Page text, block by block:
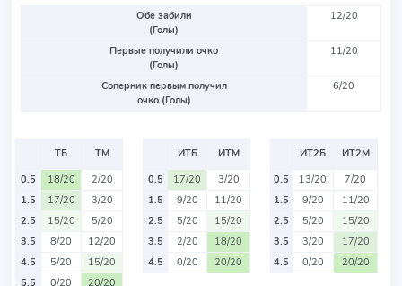
Обе забили
(Голы)
12/20
Первые получили очко
(Голы)
11/20
Соперник первым получил
очко (Голы)
6/20
ТБ
ТМ
0.5
18/20
2/20
1.5
17/20
3/20
2.5
15/20
5/20
3.5
8/20
12/20
4.5
5/20
15/20
5.5
0/20 20/20
ИТБ
ИТМ
0.5
17/20
3/20
1.5
9/20
11/20
2.5
5/20
15/20
3.5
2/20
18/20
4.5
0/20 20/20
ИТ2Б
ИТ2М
0.5
13/20
7/20
1.5
9/20
11/20
2.5
5/20
15/20
3.5
3/20
17/20
4.5
0/20 20/20